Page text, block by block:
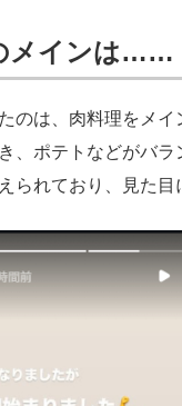
メインは……
のは、肉料理をメイ
、ポテトなどがバ
られており、見た目